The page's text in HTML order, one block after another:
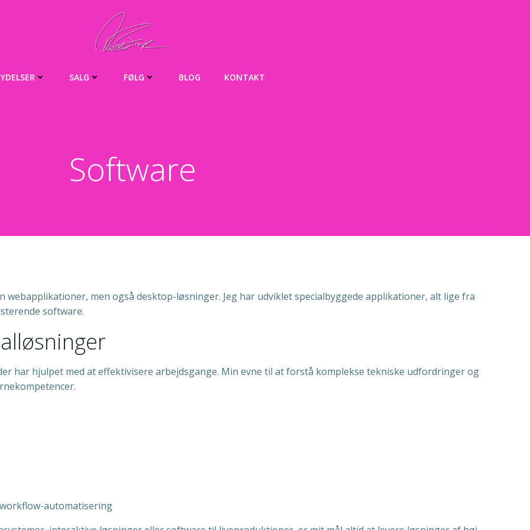
YDELSER SALG FØLG BLOG KONTAKT
Software
men også desktop-løsninger. Jeg har udviklet specialbyggede applikationer, alt lige fra
software.
har hjulpet med at effektivisere arbejdsgange. Min evne til at forstå komplekse tekniske udfordringer og
automatisering